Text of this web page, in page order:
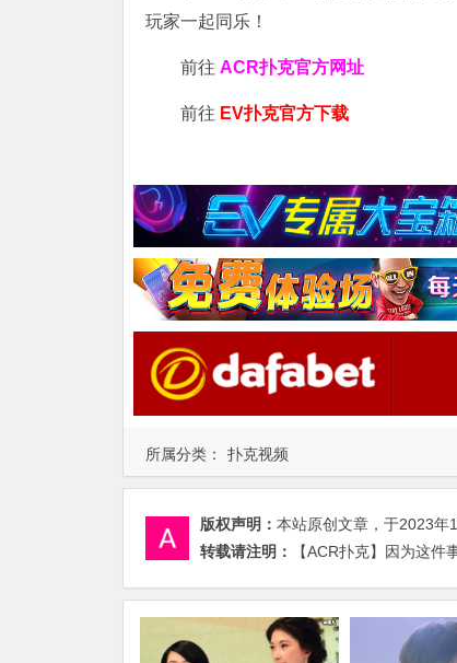
所属分类： 扑克视频
玩家一起同乐！
前往 ACR扑克官方网址
前往 EV扑克官方下载
版权声明： 本站原创文章，于2023年
转载请注明：
【ACR扑克】因为这